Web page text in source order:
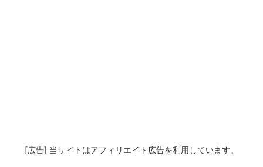
[広告] 当サイトはアフィリエイト広告を利用しています。